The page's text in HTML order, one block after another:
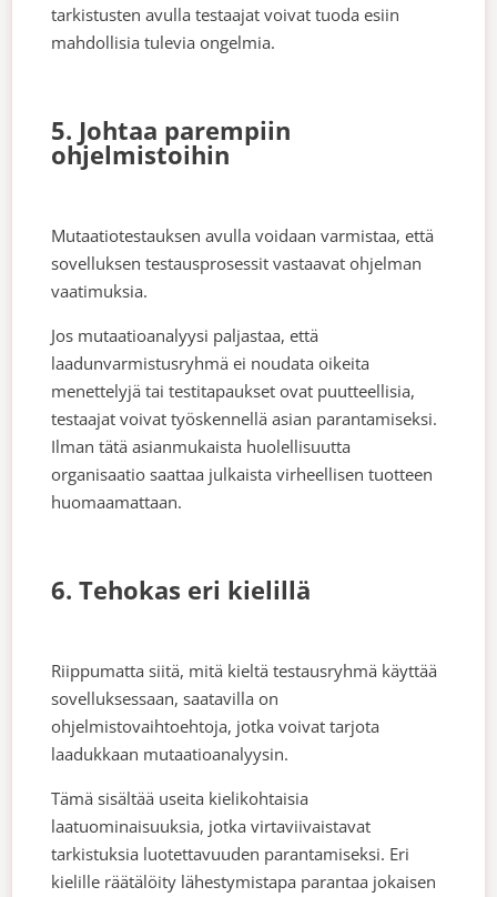
tarkistusten avulla testaajat voivat tuoda esiin
mahdollisia tulevia ongelmia.
5. Johtaa parempiin
ohjelmistoihin
Mutaatiotestauksen avulla voidaan varmistaa, että
sovelluksen testausprosessit vastaavat ohjelman
vaatimuksia.
Jos mutaatioanalyysi paljastaa, että
laadunvarmistusryhmä ei noudata oikeita
menettelyjä tai testitapaukset ovat puutteellisia,
testaajat voivat työskennellä asian parantamiseksi.
Ilman tätä asianmukaista huolellisuutta
organisaatio saattaa julkaista virheellisen tuotteen
huomaamattaan.
6. Tehokas eri kielillä
Riippumatta siitä, mitä kieltä testausryhmä käyttää
sovelluksessaan, saatavilla on
ohjelmistovaihtoehtoja, jotka voivat tarjota
laadukkaan mutaatioanalyysin.
Tämä sisältää useita kielikohtaisia
laatuominaisuuksia, jotka virtaviivaistavat
tarkistuksia luotettavuuden parantamiseksi. Eri
kielille räätälöity lähestymistapa parantaa jokaisen